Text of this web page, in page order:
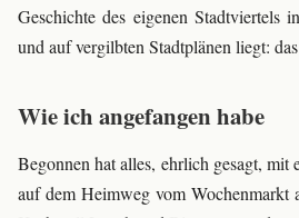
Geschichte des eigenen Stadtviertels
und auf vergilbten Stadtplänen liegt:
Wie ich angefangen habe
Begonnen hat alles, ehrlich gesagt, mit
auf dem Heimweg vom Wochenmarkt